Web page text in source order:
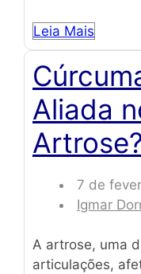
Leia Mais
Aliada
Artrose?
7 de
Igmar
A artrose, uma
articulações,